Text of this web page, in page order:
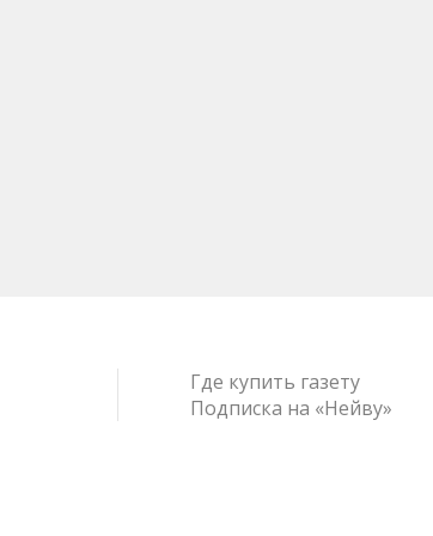
Где купить газету
Подписка на «Нейву»